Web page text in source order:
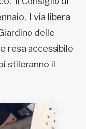
il via libera
delle
resa accessibile
stileranno il